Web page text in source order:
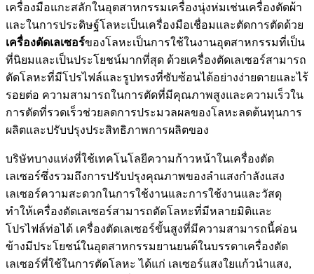
เครื่องมือแกะสลักในอุตสาหกรรมเครื่องนุ่งห่มเช่นเครื่องตัดผ้า
และในการประดิษฐ์โลหะเป็นเครื่องมือเชื่อมและตัดการตัดด้วย
เครื่องตัดเลเซอร์ของโลหะเป็นการใช้ในงานอุตสาหกรรมที่เป็น
ที่นิยมและเป็นประโยชน์มากที่สุด ด้วยเครื่องตัดเลเซอร์สามารถ
ตัดโลหะที่มีโปรไฟล์และรูปทรงที่ซับซ้อนได้อย่างง่ายดายและไร้
รอยต่อ ความสามารถในการตัดที่มีคุณภาพสูงและความเร็วใน
การตัดที่รวดเร็วช่วยลดการประมวลผลของโลหะลดต้นทุนการ
ผลิตและปรับปรุงประสิทธิภาพการผลิตของ
บริษัทบางแห่งที่ใช้เทคโนโลยีความก้าวหน้าในเครื่องตัด
เลเซอร์ซึ่งรวมถึงการปรับปรุงคุณภาพของลำแสงกำลังแสง
เลเซอร์ความสะดวกในการใช้งานและการใช้งานและวัสดุ
ทำให้เครื่องตัดเลเซอร์สามารถตัดโลหะที่มีหลายมิติและ
โปรไฟล์ท่อได้ เครื่องตัดเลเซอร์ขั้นสูงที่มีความสามารถนี้ค่อน
ข้างมีประโยชน์ในอุตสาหกรรมยานยนต์ในบรรดาเครื่องตัด
เลเซอร์ที่ใช้ในการตัดโลหะ ได้แก่ เลเซอร์แสงใยแก้วนำแสง,